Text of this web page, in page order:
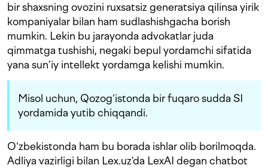
bir shaxsning ovozini ruxsatsiz generatsiya qilinsa yirik
kompaniyalar bilan ham sudlashishgacha borish
mumkin. Lekin bu jarayonda advokatlar juda
qimmatga tushishi, negaki bepul yordamchi sifatida
yana sun’iy intellekt yordamga kelishi mumkin.
Misol uchun, Qozog‘istonda bir fuqaro sudda SI
yordamida yutib chiqqandi.
O‘zbekistonda ham bu borada ishlar olib borilmoqda.
Adliya vazirligi bilan Lex.uz'da LexAI degan chatbot